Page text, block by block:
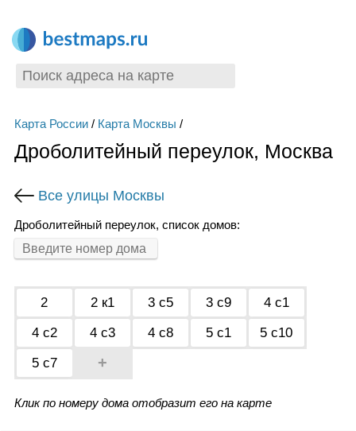
Карта России/ Карта Москвы /
Дроболитейный переулок, Москва
Все улицы Москвы
Дроболитейный переулок, список домов:
2 2 к1 3 с5 3 с9
4 с1
4 с2
4 с3 4 с8 5 с1
5 с10
5 с7
+
Клик по номеру дома отобразит его на карте